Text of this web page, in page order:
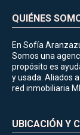
QUIÉNES
En Sofía
Somos una
propósito es
y usada. Aliados
red inmobiliaria
UBICACIÓN Y